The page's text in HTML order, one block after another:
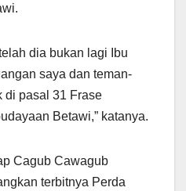
dia bukan lagi Ibu
saya dan teman-
di pasal 31 Frase
Betawi,” katanya.
Cagub Cawagub
terbitnya Perda